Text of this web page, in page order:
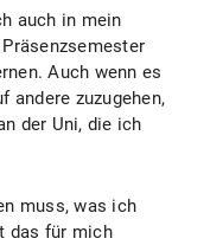
auch in mein
Auch wenn es
andere zuzugehen,
der Uni, die ich
muss, was ich
das für mich